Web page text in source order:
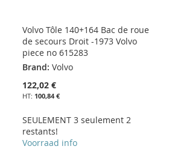
Volvo Tôle 140+164 Bac de roue
de secours Droit -1973 Volvo
piece no 615283
Brand: Volvo
122,02 €
100,84 €
SEULEMENT 3 seulement 2
restants!
Voorraad info